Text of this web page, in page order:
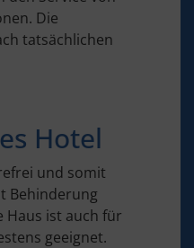
Die
tatsächlichen
Hotel
und somit
Behinderung
Haus ist auch für
geeignet.